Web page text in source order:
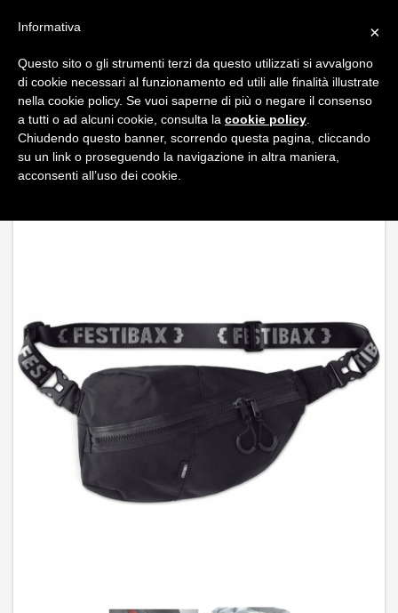
PRODOTTI / BORSE E ACCESSORI VIAGGI /
MARSUPI E PORTASOLDI/FESTIBAX
PREMIUM
« Indietro
×
Informativa
Questo sito o gli strumenti terzi da questo utilizzati si avvalgono
di cookie necessari al funzionamento ed utili alle finalità illustrate
nella cookie policy. Se vuoi saperne di più o negare il consenso
a tutti o ad alcuni cookie, consulta la cookie policy
Chiudendo questo banner, scorrendo questa pagina, cliccando
su un link o proseguendo la navigazione in altra maniera,
acconsenti all’uso dei cookie.